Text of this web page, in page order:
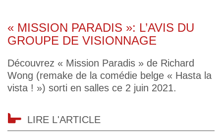
« MISSION PARADIS »: L’AVIS DU
GROUPE DE VISIONNAGE
Découvrez « Mission Paradis » de Richard
Wong (remake de la comédie belge « Hasta la
vista ! ») sorti en salles ce 2 juin 2021.
LIRE L'ARTICLE